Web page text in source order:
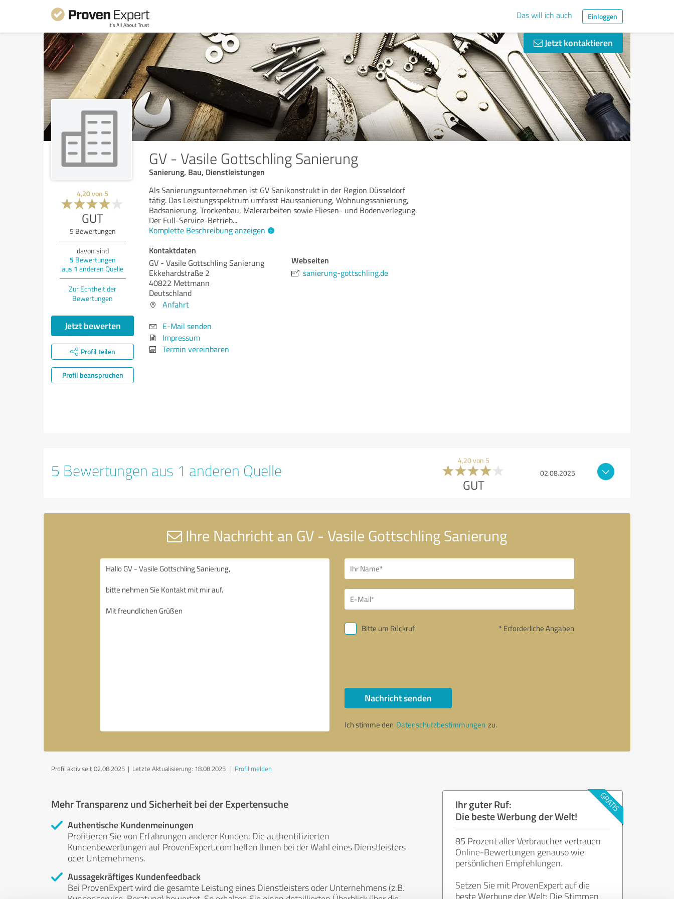
Das will ich auch Einloggen
Jetzt kontaktieren
GV - Vasile Gottschling Sanierung
Sanierung, Bau, Dienstleistungen
4,20von 5
GUT
5 Bewertungen
davon sind
5 Bewertungen
aus 1 anderen Quelle
Zur Echtheit der
Bewertungen
Jetzt bewerten
Profil teilen
Profil beanspruchen
Als Sanierungsunternehmen ist GV Sanikonstrukt in der Region Düsseldorf
tätig. Das Leistungsspektrum umfasst Haussanierung, Wohnungssanierung,
Badsanierung, Trockenbau, Malerarbeiten sowie Fliesen- und Bodenverlegung.
Der Full-Service-Betrieb...
Komplette Beschreibung anzeigen
Kontaktdaten
GV - Vasile Gottschling Sanierung
Ekkehardstraße 2
40822 Mettmann
Deutschland
Anfahrt
E-Mail senden
Impressum
Termin vereinbaren
Webseiten
sanierung-gottschling.de
5 Bewertungen aus 1 anderen Quelle 4,20 von 5
GUT
02.08.2025
Ihre Nachricht an GV - Vasile Gottschling Sanierung
Bitte um Rückruf * Erforderliche Angaben
Nachricht senden
Ich stimme den Datenschutzbestimmungen zu.
Profil aktiv seit 02.08.2025 | Letzte Aktualisierung: 18.08.2025 | Profil melden
Mehr Transparenz und Sicherheit bei der Expertensuche
Authentische Kundenmeinungen
Profitieren Sie von Erfahrungen anderer Kunden: Die authentifizierten
Kundenbewertungen auf ProvenExpert.com helfen Ihnen bei der Wahl eines Dienstleisters
oder Unternehmens.
Aussagekräftiges Kundenfeedback
Bei ProvenExpert wird die gesamte Leistung eines Dienstleisters oder Unternehmens (z.B.
Ihr guter Ruf:
Die beste Werbung der Welt!
85 Prozent aller Verbraucher vertrauen
Online-Bewertungen genauso wie
persönlichen Empfehlungen.
Setzen Sie mit ProvenExpert auf die
beste Werbung der Welt: Die Stimmen